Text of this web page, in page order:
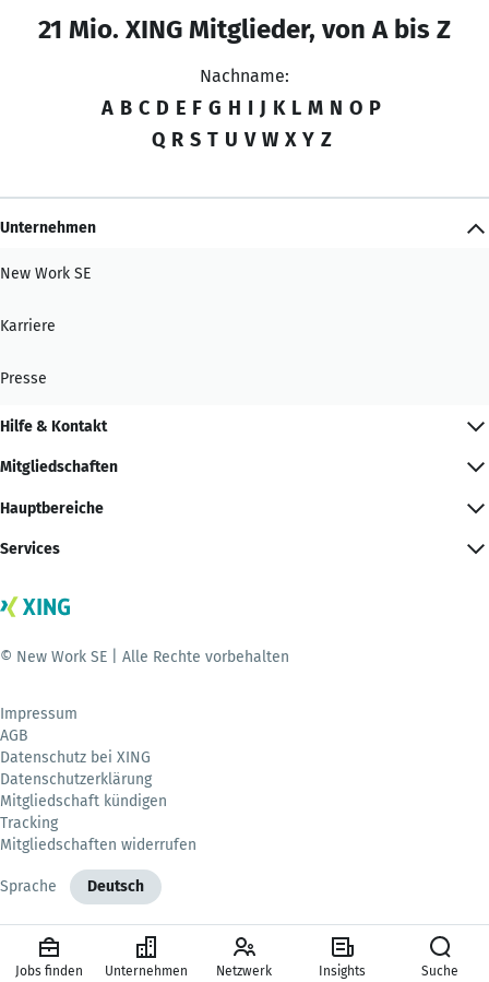
21 Mio. XING Mitglieder, von A bis Z
Nachname:
A B C D E F G H I J K L M N O P
Q R S T U V W X Y Z
Unternehmen
New Work SE
Karriere
Presse
Hilfe & Kontakt
Mitgliedschaften
Hauptbereiche
Services
© New Work SE | Alle Rechte vorbehalten
Impressum
AGB
Datenschutz bei XING
Datenschutzerklärung
Mitgliedschaft kündigen
Tracking
Mitgliedschaften widerrufen
Sprache Deutsch
Jobs finden Unternehmen Netzwerk Insights Suche